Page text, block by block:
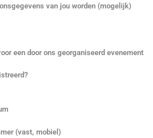
van jou worden (mogelijk)
een door ons georganiseerd evenement
(vast, mobiel)